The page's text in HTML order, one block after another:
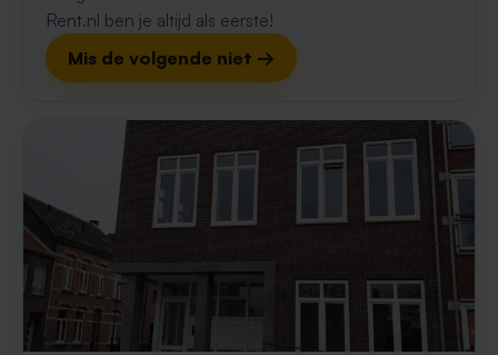
Rent.nl ben je altijd als eerste!
Mis de volgende niet →